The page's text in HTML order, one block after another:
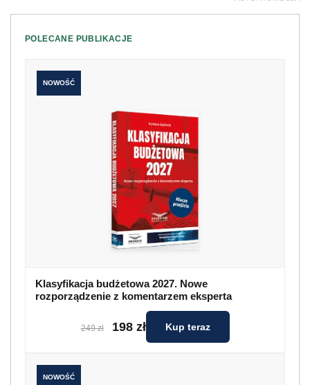
POLECANE PUBLIKACJE
NOWOŚĆ
Klasyfikacja budżetowa 2027. Nowe
rozporządzenie z komentarzem eksperta
249 zł 198 zł Kup teraz
NOWOŚĆ